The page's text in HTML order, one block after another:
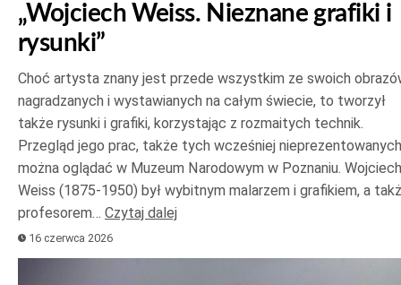
„Wojciech Weiss. Nieznane grafiki i
rysunki”
Choć artysta znany jest przede wszystkim ze swoich
nagradzanych i wystawianych na całym świecie, to tworzył
także rysunki i grafiki, korzystając z rozmaitych technik.
Przegląd jego prac, także tych wcześniej
można oglądać w Muzeum Narodowym w Poznaniu. Wojciech
Weiss (1875-1950) był wybitnym malarzem i grafikiem, a
profesorem… Czytaj dalej
16 czerwca 2026